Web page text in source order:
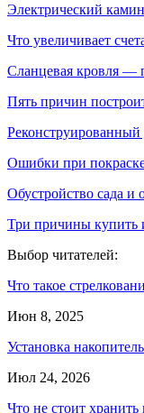
Электрический
Что увеличивает
Сланцевая кровля —
Пять причин
Ошибки при
Обустройство сада и
Три причины купить
Выбор читателей:
Что такое
Июн 8, 2025
Установка
Июл 24, 2026
Что не стоит